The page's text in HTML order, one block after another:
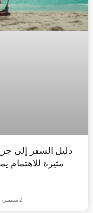
مثيرة للاهتمام
2 سبتمبر، 2024